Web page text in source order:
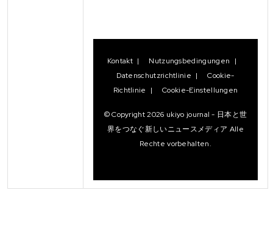
Kontakt | Nutzungsbedingungen
|
Datenschutzrichtlinie |Cookie-
Richtlinie
|Cookie-Einstellungen
© Copyright2026 ukiyo journal - 日本と世
界をつなぐ新しいニュースメディア Alle
Rechte vorbehalten.